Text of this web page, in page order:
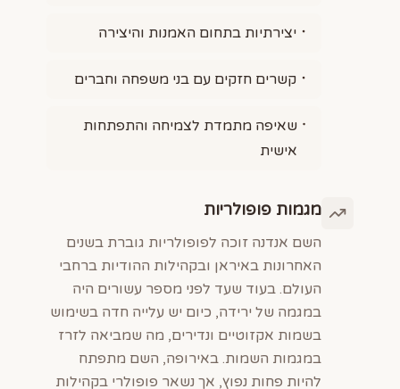
יצירתיות בתחום האמנות והיצירה
קשרים חזקים עם בני משפחה וחברים
שאיפה מתמדת לצמיחה והתפתחות
אישית
מגמות פופולריות
השם אנדנה זוכה לפופולריות גוברת בשנים
האחרונות באיראן ובקהילות ההודיות ברחבי
העולם. בעוד שעד לפני מספר עשורים היה
במגמה של ירידה, כיום יש עלייה חדה בשימוש
בשמות אקזוטיים ונדירים, מה שמביאה לזרז
במגמות השמות. באירופה, השם מתפתח
להיות פחות נפוץ, אך נשאר פופולרי בקהילות